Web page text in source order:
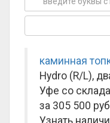
каминная
Hydro (R/L),
Уфе со
за 305 500
Узнать